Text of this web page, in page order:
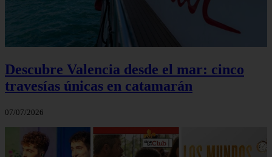
Descubre Valencia desde el mar: cinco
travesías únicas en catamarán
07/07/2026